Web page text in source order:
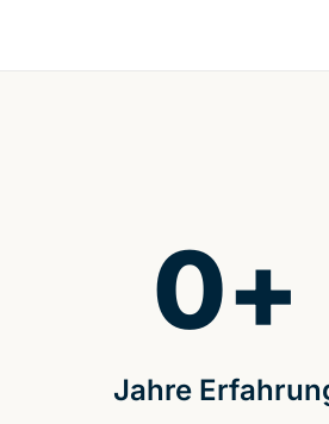
Jahre
0+